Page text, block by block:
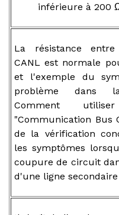
inférieure à 200
La résistance
CANL est normale
et l'exemple du
problème dans
Comment
"Communication Bus
de la vérification
les symptômes
coupure de circuit
d'une ligne secondaire